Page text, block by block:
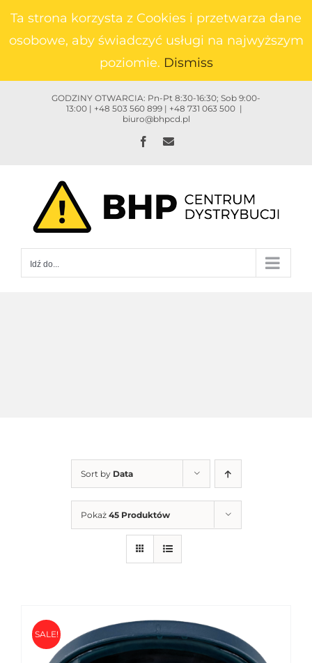
zawartości
GODZINY OTWARCIA: Pn-Pt 8:30-16:30; Sob 9:00-
13:00 | +48 503 560 899 | +48 731 063 500 |
biuro@bhpcd.pl
FacebookEmail
Idź do...
Sort by Data
Pokaż 45 Produktów
SALE!
Ta strona korzysta z Cookies i przetwarza dane
osobowe, aby świadczyć usługi na najwyższym
poziomie. Dismiss